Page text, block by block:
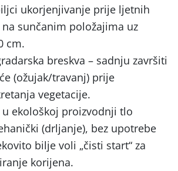
ukorjenjivanje prije ljetnih
na sunčanim položajima uz
cm.
breskva – sadnju završiti
(ožujak/travanj) prije
vegetacije.
ekološkoj proizvodnji tlo
(drljanje), bez upotrebe
bilje voli „čisti start“ za
korijena.